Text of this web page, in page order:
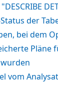
der
bei dem
Pläne
vom